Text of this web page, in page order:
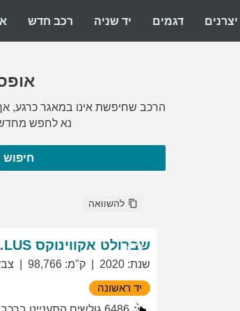
יצרנים דגמים יד שניה רכב חדש
הרכב שחיפשת אינו במאגר כרגע,
נא לחפש
להשוואה
שברולט אקווינוקס LT PLUS
שנת:
2020 ק"מ:
98,766
יד ראשונה